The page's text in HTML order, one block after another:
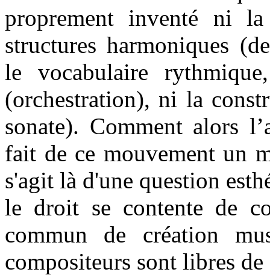
proprement inventé ni
structures harmoniques
le vocabulaire
(orchestration), ni la
sonate). Comment alors
fait de ce mouvement un
s'agit là d'une question
le droit se contente de
commun de création
compositeurs sont libres